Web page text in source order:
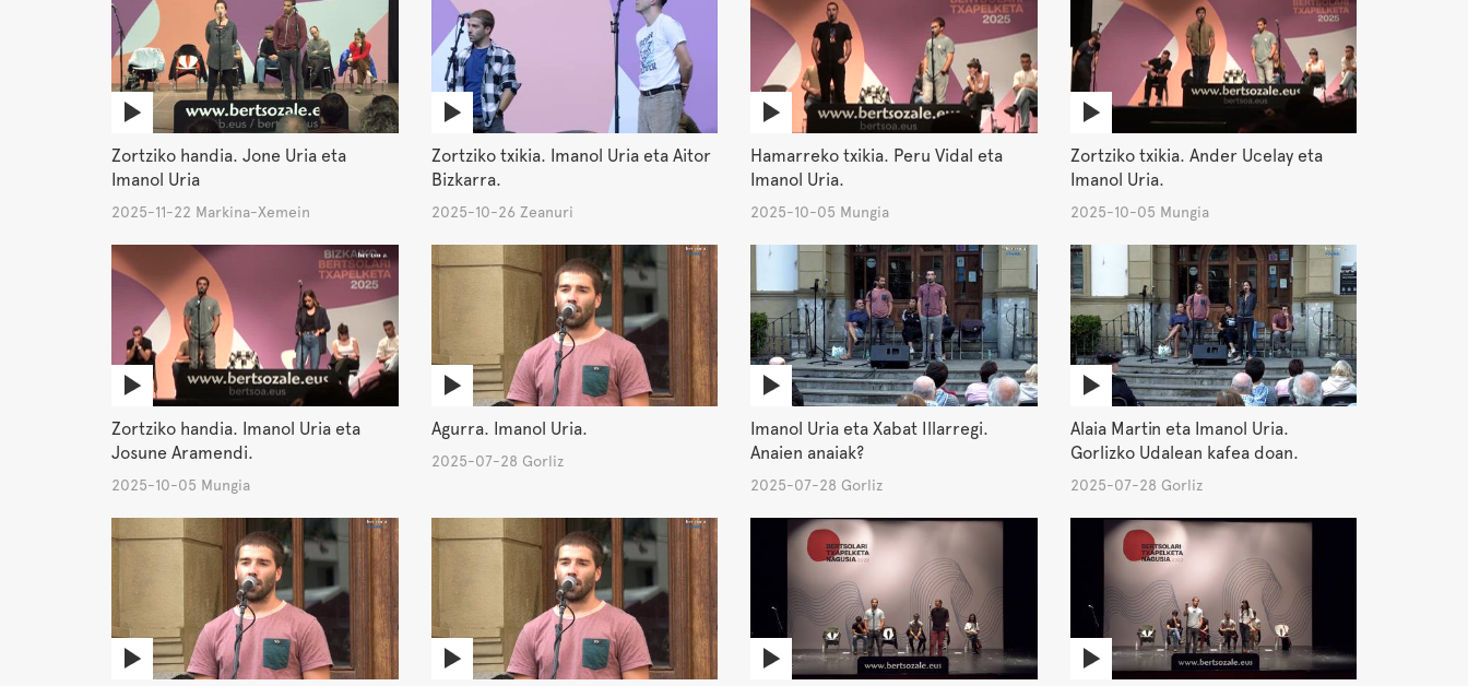
Zortziko handia. Jone Uria eta
Imanol Uria
2025-11-22 Markina-Xemein
Zortziko txikia. Imanol Uria eta Aitor
Bizkarra.
2025-10-26 Zeanuri
Hamarreko txikia. Peru Vidal eta
Imanol Uria.
2025-10-05 Mungia
Zortziko txikia. Ander Ucelay eta
Imanol Uria.
2025-10-05 Mungia
Zortziko handia. Imanol Uria eta
Josune Aramendi.
2025-10-05 Mungia
Agurra. Imanol Uria.
2025-07-28 Gorliz
Imanol Uria eta Xabat Illarregi.
Anaien anaiak?
2025-07-28 Gorliz
Alaia Martin eta Imanol Uria.
Gorlizko Udalean kafea doan.
2025-07-28 Gorliz